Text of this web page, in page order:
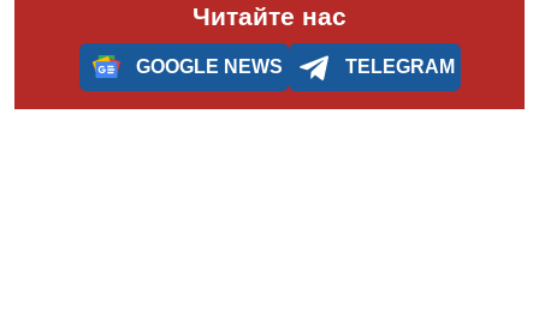
Читайте нас
GOOGLE NEWS TELEGRAM